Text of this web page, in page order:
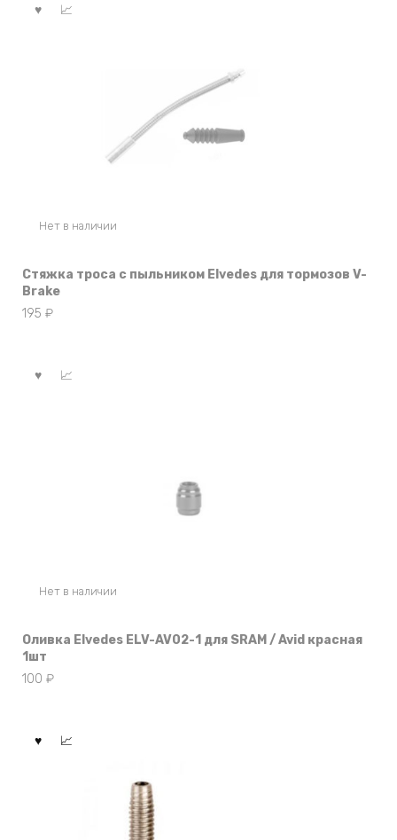
Нет в наличии
Стяжка троса с пыльником Elvedes для тормозов V-
Brake
195 ₽
Нет в наличии
Оливка Elvedes ELV-AV02-1 для SRAM / Avid красная
1шт
100 ₽